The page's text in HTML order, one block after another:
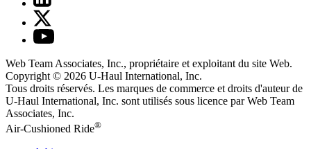
Web Team Associates, Inc., propriétaire et exploitant du site Web.
Copyright © 2026 U-Haul International, Inc.
Tous droits réservés. Les marques de commerce et droits d'auteur de
U-Haul International, Inc. sont utilisés sous licence par Web Team
Associates, Inc.
Air-Cushioned Ride®